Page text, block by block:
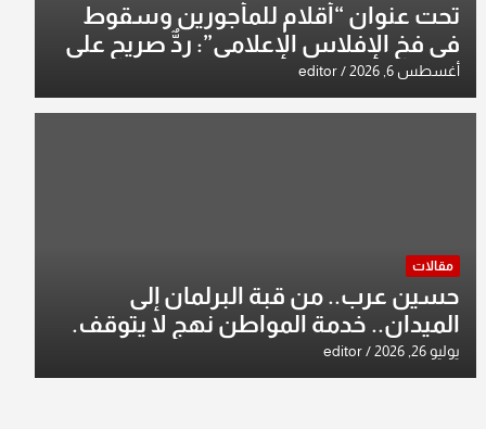
تحت عنوان “أقلام للمأجورين وسقوط
في فخ الإفلاس الإعلامي”: ردٌّ صريح على
افتراءات سمير الشكرجي
أغسطس 6, 2026 editor
مقالات
حسين عرب.. من قبة البرلمان إلى
الميدان.. خدمة المواطن نهج لا يتوقف.
يوليو 26, 2026 editor